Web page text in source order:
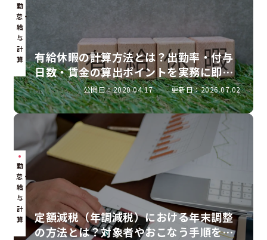
勤
怠・
給
与
計
算
有給休暇の計算方法とは？出勤率・付与
日数・賃金の算出ポイントを実務に即し
て解説
公開日：2020.04.17 更新日：2026.07.02
勤
怠・
給
与
計
算
定額減税（年調減税）における年末調整
の方法とは？対象者やおこなう手順を解